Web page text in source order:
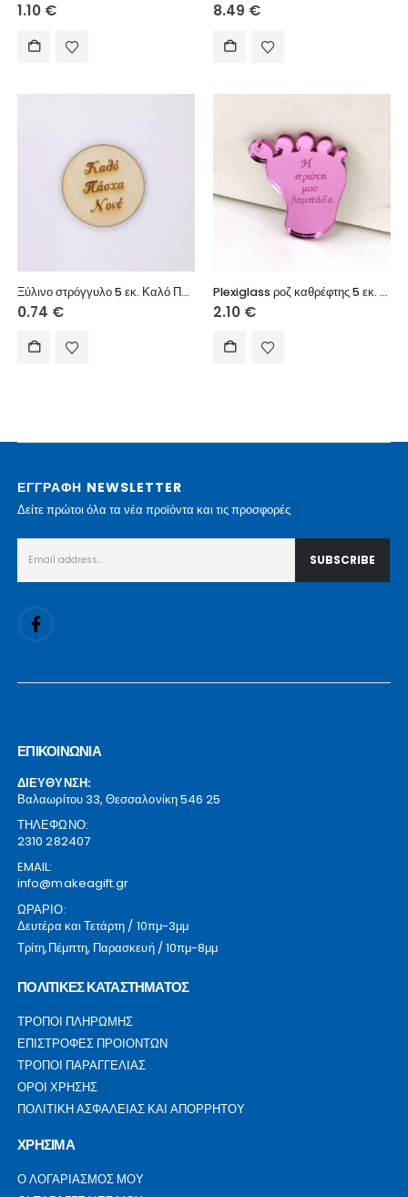
1.10 € 8.49 €
Ξύλινο στρόγγυλο 5 εκ. Καλό Πάσχα Νονέ
0.74 €
Plexiglass ροζ καθρέφτης 5 εκ. πατούσα (Η πρώτη μου λαμπάδα)
2.10 €
ΕΓΓΡΑΦΗ NEWSLETTER
Δείτε πρώτοι όλα τα νέα προϊόντα και τις προσφορές
ΕΠΙΚΟΙΝΩΝΙΑ
ΔΙΕΥΘΥΝΣΗ:
Βαλαωρίτου 33, Θεσσαλονίκη 546 25
ΤΗΛΕΦΩΝΟ:
2310 282407
EMAIL:
info@makeagift.gr
ΩΡΑΡΙΟ:
Δευτέρα και Τετάρτη / 10πμ-3μμ
Τρίτη,Πέμπτη, Παρασκευή / 10πμ-8μμ
ΠΟΛΙΤΙΚΕΣ ΚΑΤΑΣΤΗΜΑΤΟΣ
ΤΡΟΠΟΙ ΠΛΗΡΩΜΗΣ
ΕΠΙΣΤΡΟΦΕΣ ΠΡΟΙΟΝΤΩΝ
ΤΡΟΠΟΙ ΠΑΡΑΓΓΕΛΙΑΣ
ΟΡΟΙ ΧΡΗΣΗΣ
ΠΟΛΙΤΙΚΗ ΑΣΦΑΛΕΙΑΣ ΚΑΙ ΑΠΟΡΡΗΤΟΥ
ΧΡΗΣΙΜΑ
Ο ΛΟΓΑΡΙΑΣΜΟΣ ΜΟΥ